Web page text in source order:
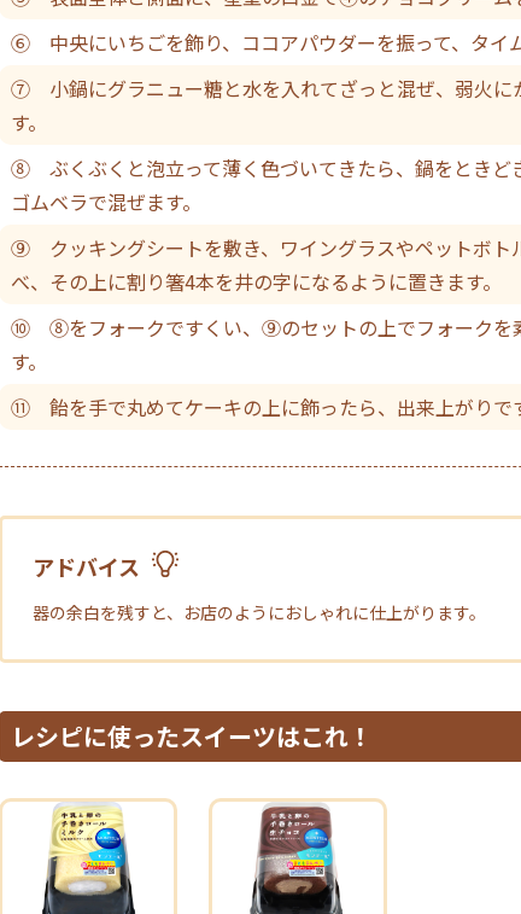
⑥ 中央にいちごを飾り、ココアパウダーを振って、タイム
⑦ 小鍋にグラニュー糖と水を入れてざっと混ぜ、弱火に
す。
⑧ ぶくぶくと泡立って薄く色づいてきたら、鍋をときど
ゴムベラで混ぜます。
⑨ クッキングシートを敷き、ワイングラスやペットボト
べ、その上に割り箸4本を井の字になるように置きます。
⑩ ⑧をフォークですくい、⑨のセットの上でフォークを
す。
⑪ 飴を手で丸めてケーキの上に飾ったら、出来上がりで
アドバイス
器の余白を残すと、お店のようにおしゃれに仕上がります。
レシピに使ったスイーツはこれ！